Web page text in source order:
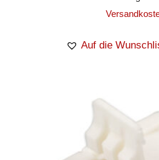
Auf die